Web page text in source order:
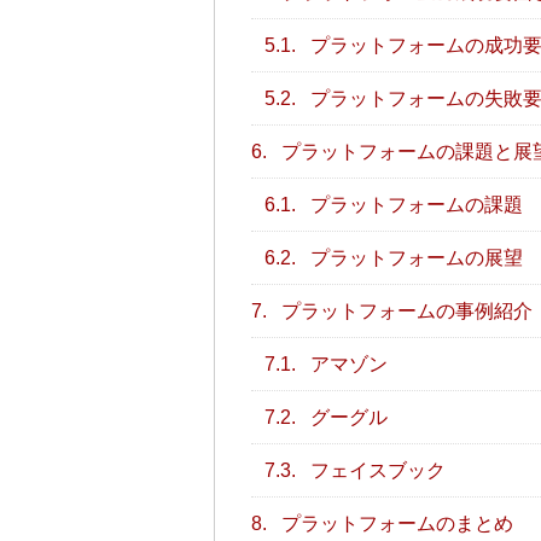
5.1. プラットフォームの成功
5.2. プラットフォームの失敗
6. プラットフォームの課題と展
6.1. プラットフォームの課題
6.2. プラットフォームの展望
7. プラットフォームの事例紹介
7.1. アマゾン
7.2. グーグル
7.3. フェイスブック
8. プラットフォームのまとめ